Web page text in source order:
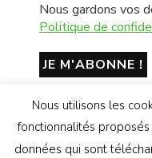
Nous gardons vos
Politique de
Nous utilisons les
fonctionnalités
données qui sont